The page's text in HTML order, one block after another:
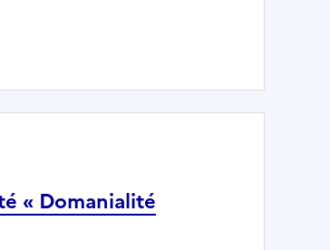
des actes de police
« Domanialité